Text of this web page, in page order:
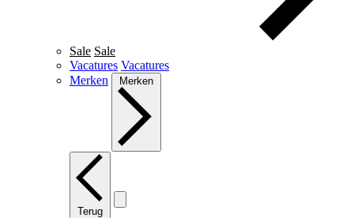
Sale Sale
Vacatures Vacatures
Merken
Merken
Terug